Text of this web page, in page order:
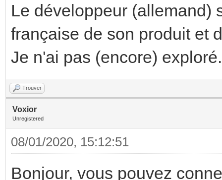
Le développeur (allemand)
française de son produit et
Je n'ai pas (encore)
Trouver
Voxior
Unregistered
08/01/2020, 15:12:51
Bonjour, vous pouvez